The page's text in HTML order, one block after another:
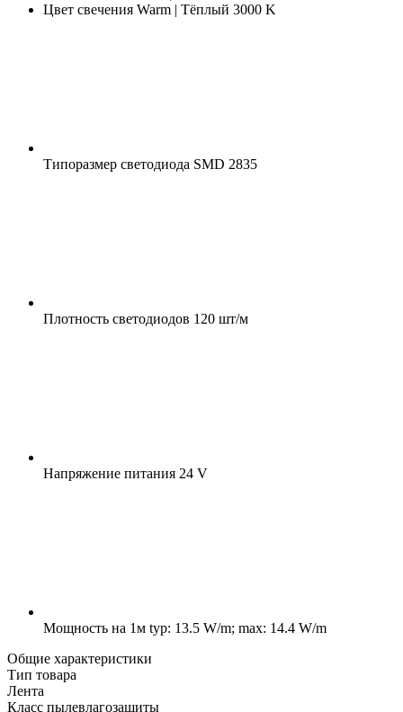
Цвет свечения Warm | Тёплый 3000 K
Типоразмер светодиода SMD 2835
Плотность светодиодов 120 шт/м
Напряжение питания 24 V
Мощность на 1м typ: 13.5 W/m; max: 14.4 W/m
Общие характеристики
Тип товара
Лента
Класс пылевлагозащиты